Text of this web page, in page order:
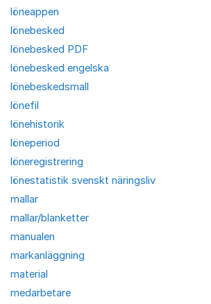
löneappen
lönebesked
lönebesked PDF
lönebesked engelska
lönebeskedsmall
lönefil
lönehistorik
löneperiod
löneregistrering
lönestatistik svenskt näringsliv
mallar
mallar/blanketter
manualen
markanläggning
material
medarbetare